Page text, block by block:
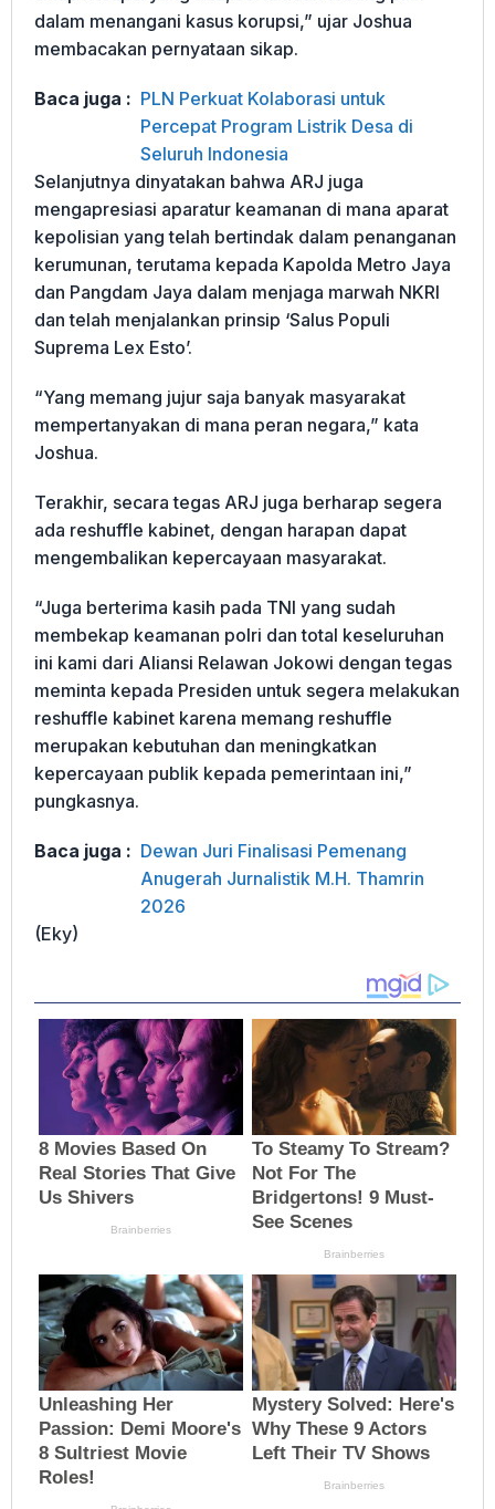
dalam menangani kasus korupsi,” ujar Joshua
membacakan pernyataan sikap.
Baca juga : PLN Perkuat Kolaborasi untuk
Percepat Program Listrik Desa di
Seluruh Indonesia
Selanjutnya dinyatakan bahwa ARJ juga
mengapresiasi aparatur keamanan di mana aparat
kepolisian yang telah bertindak dalam penanganan
kerumunan, terutama kepada Kapolda Metro Jaya
dan Pangdam Jaya dalam menjaga marwah NKRI
dan telah menjalankan prinsip ‘Salus Populi
Suprema Lex Esto’.
“Yang memang jujur saja banyak masyarakat
mempertanyakan di mana peran negara,” kata
Joshua.
Terakhir, secara tegas ARJ juga berharap segera
ada reshuffle kabinet, dengan harapan dapat
mengembalikan kepercayaan masyarakat.
“Juga berterima kasih pada TNI yang sudah
membekap keamanan polri dan total keseluruhan
ini kami dari Aliansi Relawan Jokowi dengan tegas
meminta kepada Presiden untuk segera melakukan
reshuffle kabinet karena memang reshuffle
merupakan kebutuhan dan meningkatkan
kepercayaan publik kepada pemerintaan ini,”
pungkasnya.
Baca juga : Dewan Juri Finalisasi Pemenang
Anugerah Jurnalistik M.H. Thamrin
2026
(Eky)